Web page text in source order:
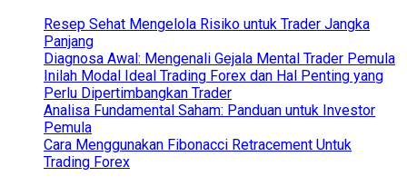
Resep Sehat Mengelola Risiko untuk Trader Jangka
Panjang
Diagnosa Awal: Mengenali Gejala Mental Trader Pemula
Inilah Modal Ideal Trading Forex dan Hal Penting yang
Perlu Dipertimbangkan Trader
Analisa Fundamental Saham: Panduan untuk Investor
Pemula
Cara Menggunakan Fibonacci Retracement Untuk
Trading Forex